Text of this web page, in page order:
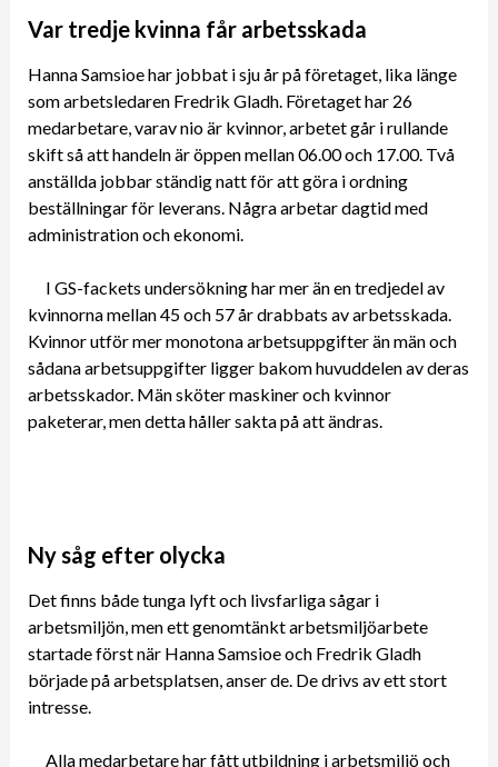
Var tredje kvinna får arbetsskada
Hanna Samsioe har jobbat i sju år på företaget, lika länge
som arbetsledaren Fredrik Gladh. Företaget har 26
medarbetare, varav nio är kvinnor, arbetet går i rullande
skift så att handeln är öppen mellan 06.00 och 17.00. Två
anställda jobbar ständig natt för att göra i ordning
beställningar för leverans. Några arbetar dagtid med
administration och ekonomi.
I GS-fackets undersökning har mer än en tredjedel av
kvinnorna mellan 45 och 57 år drabbats av arbetsskada.
Kvinnor utför mer monotona arbetsuppgifter än män och
sådana arbetsuppgifter ligger bakom huvuddelen av deras
arbetsskador. Män sköter maskiner och kvinnor
paketerar, men detta håller sakta på att ändras.
Ny såg efter olycka
Det finns både tunga lyft och livsfarliga sågar i
arbetsmiljön, men ett genomtänkt arbetsmiljöarbete
startade först när Hanna Samsioe och Fredrik Gladh
började på arbetsplatsen, anser de. De drivs av ett stort
intresse.
Alla medarbetare har fått utbildning i arbetsmiljö och